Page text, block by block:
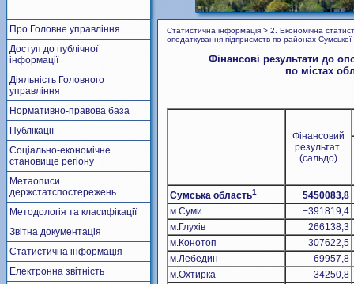
Про Головне управління
Доступ до публічної
інформації
Діяльність Головного
управління
Нормативно-правова база
Публікації
Соціально-економічне
становище регіону
Метаописи
держстатспостережень
Методологія та класифікації
Звітна документація
Статистична інформація
Електронна звітність
Статистична інформація > 2. Економічна
оподаткування підприємств по районах Сумської
Фінансові результати до
по містах
Фінансовий
результат
(сальдо)
Сумська область1
5450083,8
м.Суми
−391819,4
м.Глухів
266138,3
м.Конотоп
307622,5
м.Лебедин
69957,8
м.Охтирка
34250,8